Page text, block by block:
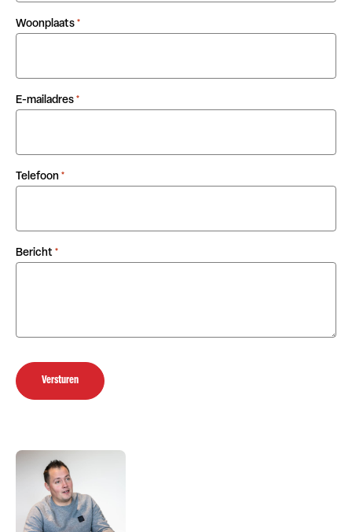
Woonplaats *
E-mailadres *
Telefoon *
Bericht *
Versturen